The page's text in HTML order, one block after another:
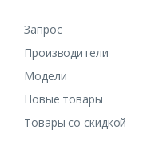
Запрос
Производители
Модели
Новые товары
Товары со скидкой